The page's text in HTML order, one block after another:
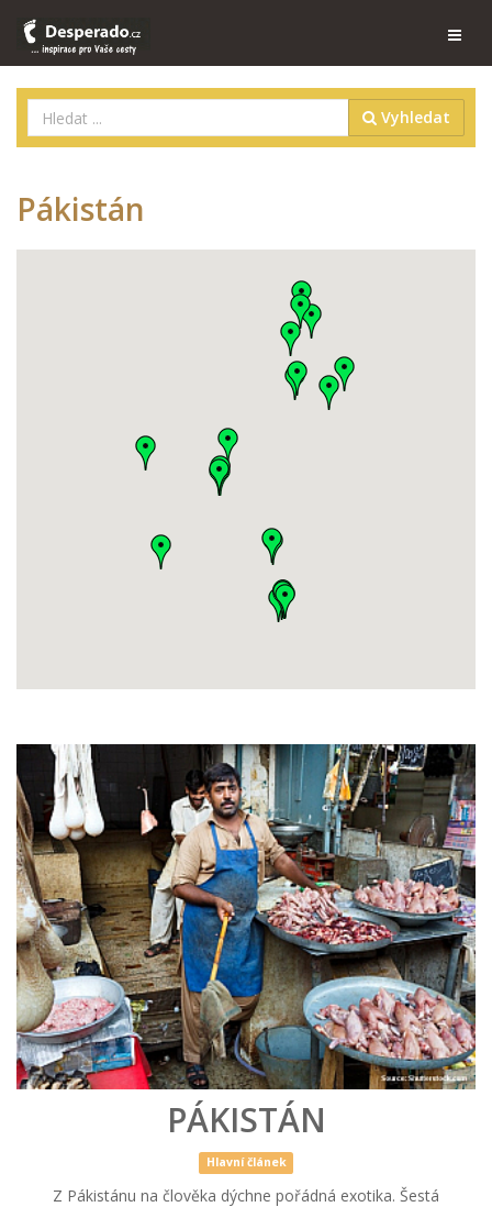
Vyhledat
Pákistán
PÁKISTÁN
Hlavní článek
Z Pákistánu na člověka dýchne pořádná exotika. Šestá